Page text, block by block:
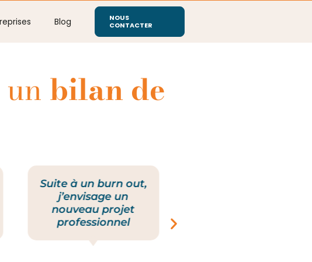
Blog
NOUS
CONTACTER
bilan de
Suite à un burn out,
j’envisage un
nouveau projet
professionnel